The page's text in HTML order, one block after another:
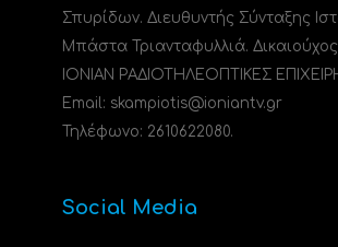
Σπυρίδων. Διευθυντής Σύνταξης
Μπάστα Τριανταφυλλιά.
ΙΟΝΙΑΝ ΡΑΔΙΟΤΗΛΕΟΠΤΙΚΕΣ
Email: skampiotis@ioniantv.gr
Τηλέφωνο: 2610622080.
Social Media